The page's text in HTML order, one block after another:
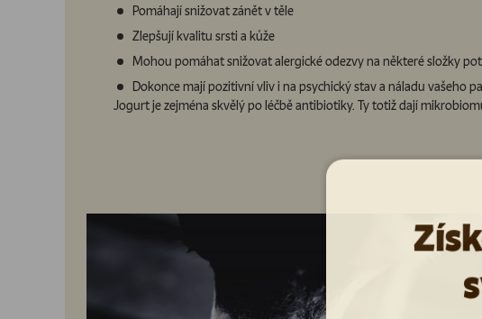
Pomáhají snižovat zánět v těle
Zlepšují kvalitu srsti a kůže
Mohou pomáhat snižovat alergické odezvy na některé složky
Dokonce mají pozitivní vliv i na psychický stav a náladu vašeho
Jogurt je zejména skvělý po léčbě antibiotiky. Ty totiž dají